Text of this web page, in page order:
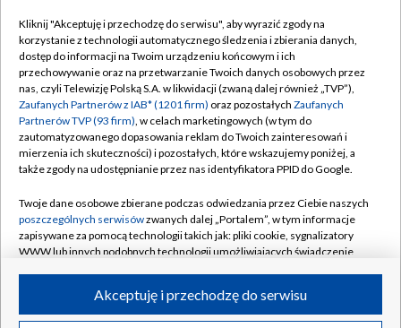
TVP
Abonament TVP
Emisja w TVP
Centrum informacji TVP
Naziemna Telewizja Cyfrowa
Rada Programowa
System NOS
Informacje o nadawcy
Program dla prasy
Regulamin TVP
Polityka prywatności
Moje zgody
Pomoc
Kontakt
Kanały
©2026 Telewizja Polska S.A. w likwidacji
Kliknij "Akceptuję i przechodzę do serwisu", aby wyrazić zgody na
korzystanie z technologii automatycznego śledzenia i zbierania danych,
dostęp do informacji na Twoim urządzeniu końcowym i ich
przechowywanie oraz na przetwarzanie Twoich danych osobowych przez
nas, czyli Telewizję Polską S.A. w likwidacji (zwaną dalej również „TVP”),
Zaufanych Partnerów z IAB* (1201 firm) oraz pozostałych Zaufanych
Partnerów TVP (93 firm), w celach marketingowych (w tym do
zautomatyzowanego dopasowania reklam do Twoich zainteresowań i
mierzenia ich skuteczności) i pozostałych, które wskazujemy poniżej, a
także zgody na udostępnianie przez nas identyfikatora PPID do Google.
Twoje dane osobowe zbierane podczas odwiedzania przez Ciebie naszych
poszczególnych serwisówzwanych dalej „Portalem”, w tym informacje
zapisywane za pomocą technologii takich jak: pliki cookie, sygnalizatory
WWW lub innych podobnych technologii umożliwiających świadczenie
ruchu w Internecie.Akceptuję i przechodzę do serwisu